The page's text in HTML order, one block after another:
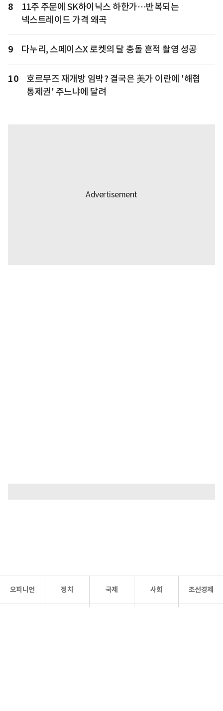
8
11주 주문에 SK하이닉스 하한가…반복되는
넥스트레이드 가격 왜곡
9 다누리, 스페이스X 로켓의 달 충돌 흔적 촬영 성공
10
호르무즈 재개방 임박? 결국은 美가 이란에 '해협
통제권' 주느냐에 달려
오피니언 정치 국제 사회 조선경제